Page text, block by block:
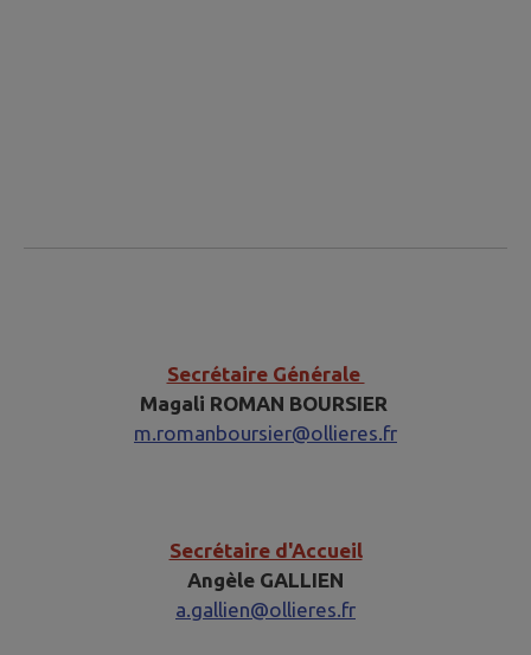
​​​​Secrétaire Générale
Magali ROMAN BOURSIER
m.romanboursier@ollieres.fr
Secrétaire d'Accueil
Angèle GALLIEN
a.gallien@ollieres.fr